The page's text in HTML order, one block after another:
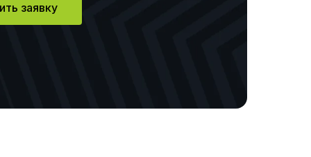
заявку